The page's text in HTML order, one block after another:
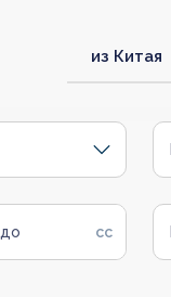
из Китая
до